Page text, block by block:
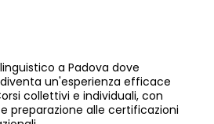
a Padova dove
un'esperienza efficace
collettivi e individuali, con
preparazione alle certificazioni